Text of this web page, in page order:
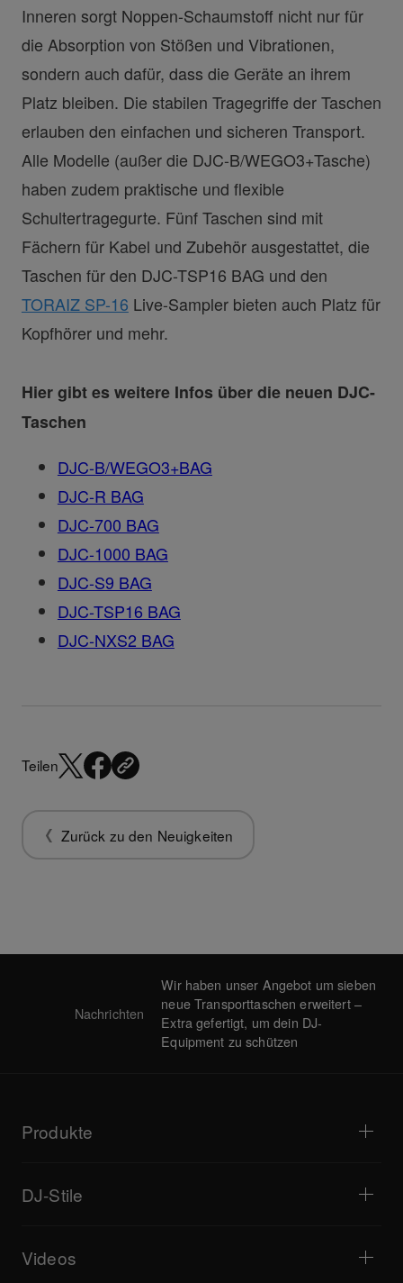
Inneren sorgt Noppen-Schaumstoff nicht nur für
die Absorption von Stößen und Vibrationen,
sondern auch dafür, dass die Geräte an ihrem
Platz bleiben. Die stabilen Tragegriffe der Taschen
erlauben den einfachen und sicheren Transport.
Alle Modelle (außer die DJC-B/WEGO3+Tasche)
haben zudem praktische und flexible
Schultertragegurte. Fünf Taschen sind mit
Fächern für Kabel und Zubehör ausgestattet, die
Taschen für den DJC-TSP16 BAG und den
TORAIZ SP-16 Live-Sampler bieten auch Platz für
Kopfhörer und mehr.
Hier gibt es weitere Infos über die neuen DJC-
Taschen
DJC-B/WEGO3+BAG
DJC-R BAG
DJC-700 BAG
DJC-1000 BAG
DJC-S9 BAG
DJC-TSP16 BAG
DJC-NXS2 BAG
Teilen
Zurück zu den Neuigkeiten
Nachrichten
Wir haben unser Angebot um sieben
neue Transporttaschen erweitert –
Extra gefertigt, um dein DJ-
Equipment zu schützen
Produkte
DJ-Mixer
All-in-One-DJ-Systeme
DJ-Sampler
DJ-Effektgeräte
DJ-Stile
Live-Streaming
Bars und kleine Veranstaltungsorte
Videos